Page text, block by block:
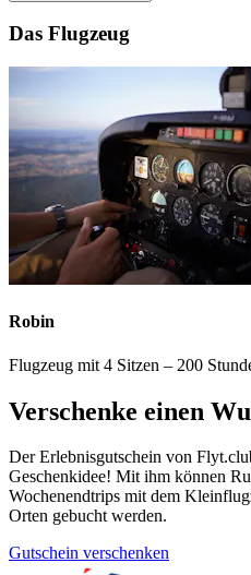
Das Flugzeug
Robin
Flugzeug mit 4 Sitzen – 200
Verschenke einen
Der Erlebnisgutschein von
Geschenkidee! Mit ihm können
Wochenendtrips mit dem
Orten gebucht werden.
Gutschein verschenken